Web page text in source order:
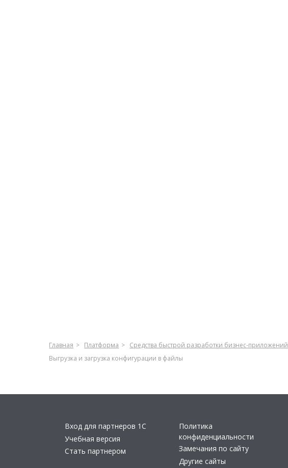
Главная Платформа Средства быстрой разработки бизнес-приложений
Выгрузка и загрузка конфигурации в файлы
Вход для партнеров 1С
Учебная версия
Стать партнером
Политика
конфиденциальности
Замечания по сайту
Другие сайты